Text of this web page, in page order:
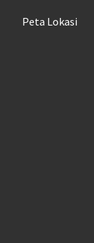
Peta Lokasi